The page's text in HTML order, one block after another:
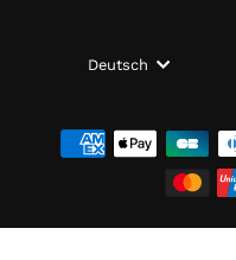
SPRACHE
Deutsch